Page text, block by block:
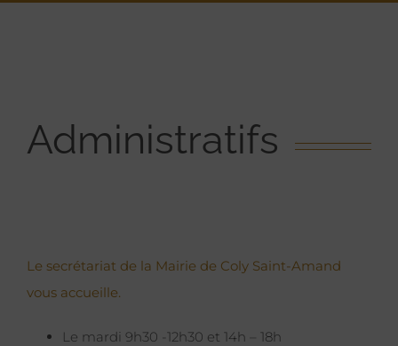
Administratifs
Le secrétariat de la Mairie de Coly Saint-Amand
vous accueille.
Le mardi 9h30 -12h30 et 14h – 18h